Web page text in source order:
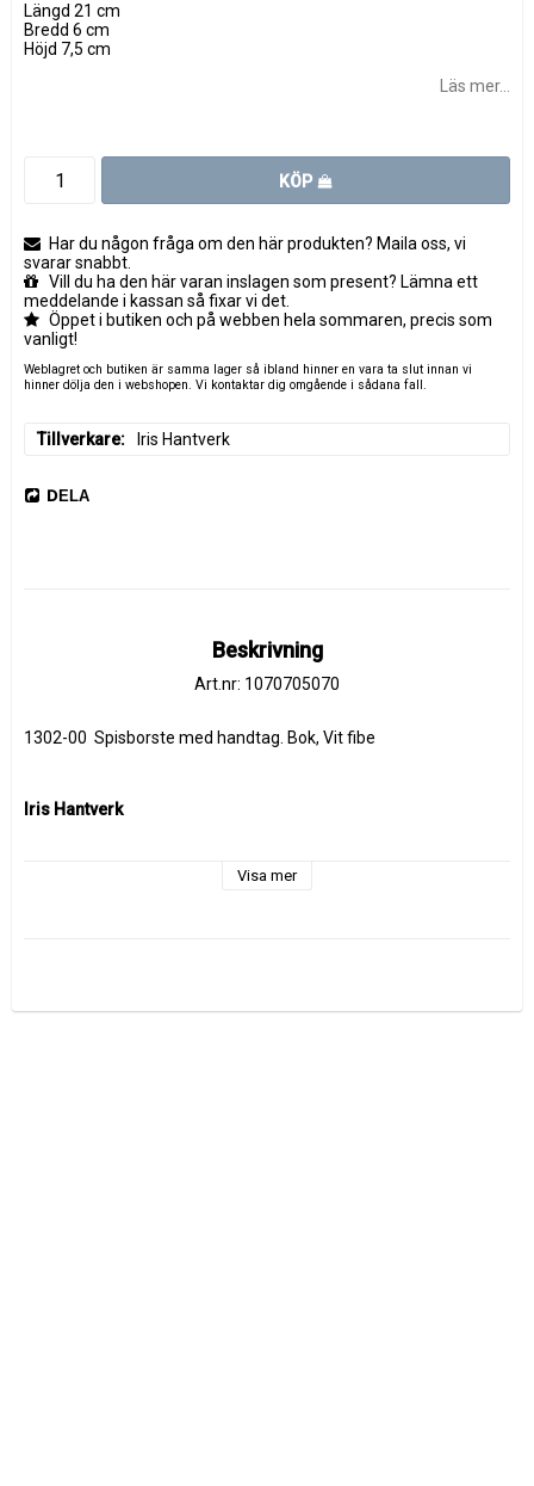
Längd 21 cm
Bredd 6 cm
Höjd 7,5 cm
Läs mer...
KÖP
Har du någon fråga om den här produkten? Maila oss, vi
svarar snabbt.
Vill du ha den här varan inslagen som present? Lämna ett
meddelande i kassan så fixar vi det.
Öppet i butiken och på webben hela sommaren, precis som
vanligt!
Weblagret och butiken är samma lager så ibland hinner en vara ta slut innan vi
hinner dölja den i webshopen. Vi kontaktar dig omgående i sådana fall.
Tillverkare Iris Hantverk
DELA
Beskrivning
Art.nr: 1070705070
1302-00  Spisborste med handtag. Bok, Vit fibe
Iris Hantverk
I över hundra år har synskadade på Iris Hantverk tillverkat borstar
Visa mer